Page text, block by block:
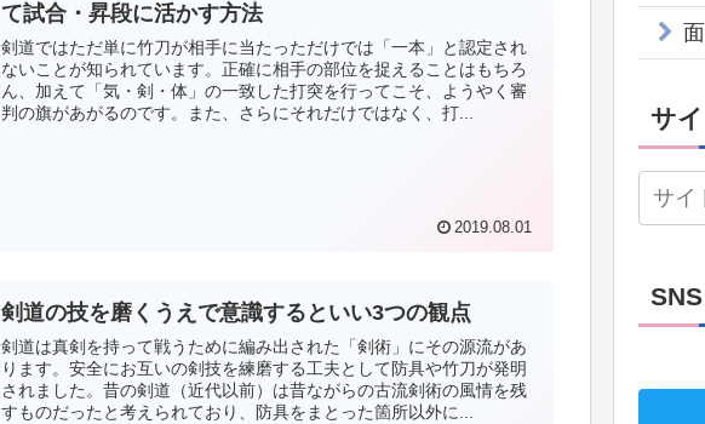
て試合・昇段に活かす方法
剣道ではただ単に竹刀が相手に当たっただけでは「一本」と認定され
ないことが知られています。正確に相手の部位を捉えることはもちろ
ん、加えて「気・剣・体」の一致した打突を行ってこそ、ようやく審
判の旗があがるのです。また、さらにそれだけではなく、打...
2019.08.01
剣道の技を磨くうえで意識するといい3つの観点
剣道は真剣を持って戦うために編み出された「剣術」にその源流があ
ります。安全にお互いの剣技を練磨する工夫として防具や竹刀が発明
されました。昔の剣道（近代以前）は昔ながらの古流剣術の風情を残
すものだったと考えられており、防具をまとった箇所以外に...
面
サ
SNS